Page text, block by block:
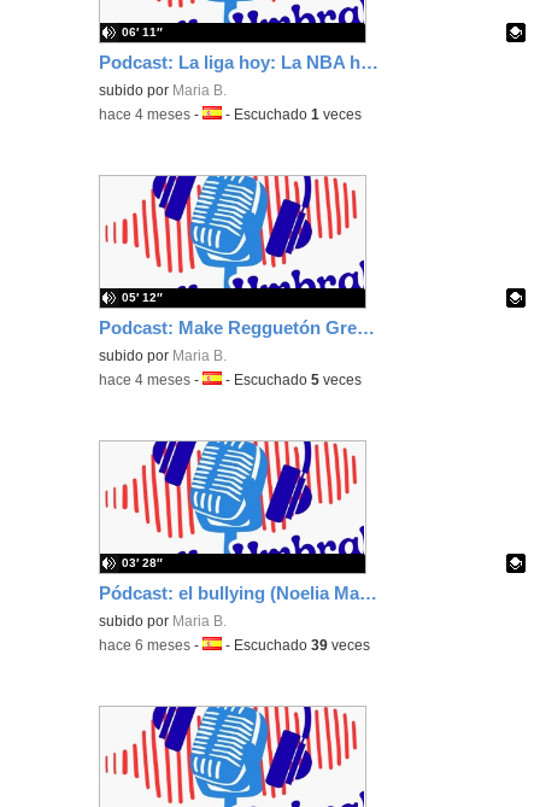
Podcast: La liga hoy: La NBA hoy
Contenido educativo.
subido por Maria B.
06′ 11″
-hace 4 meses -Idioma:
- Escuchado1 veces
Podcast: Make Regguetón Great Again
Contenido educativo.
subido por Maria B.
05′ 12″
-hace 4 meses -Idioma:
- Escuchado5 veces
Pódcast: el bullying (Noelia Mateo López 1ºD)
Contenido educativo.
subido por Maria B.
03′ 28″
-hace 6 meses -Idioma:
- Escuchado39 veces